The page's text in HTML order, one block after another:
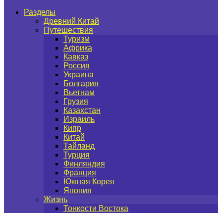
Разделы
Древний Китай
Путешествия
Туризм
Африка
Кавказ
Россия
Украина
Болгария
Вьетнам
Грузия
Казахстан
Израиль
Кипр
Китай
Тайланд
Турция
Финляндия
Франция
Южная Корея
Япония
Жизнь
Тонкости Востока